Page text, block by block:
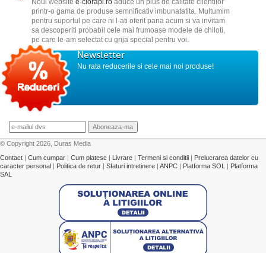
Noul website e-ciorapi.roaduce un plus de calitate clientilor
printr-o gama de produse semnificativ imbunatatita. Multumim
pentru suportul pe care ni l-ati oferit pana acum si va invitam
sa descoperiti probabil cele mai frumoase modele de chiloti,
pe care le-am selectat cu grija special pentru voi.
Newsletter
Nu rata reducerile si cele mai noi produse!
© Copyright 2026, Duras Media
Contact | Cum cumpar | Cum platesc | Livrare | Termeni si conditii | Prelucrarea datelor cu
caracter personal | Politica de retur | Sfaturi intretinere | ANPC | Platforma SOL | Platforma
SAL